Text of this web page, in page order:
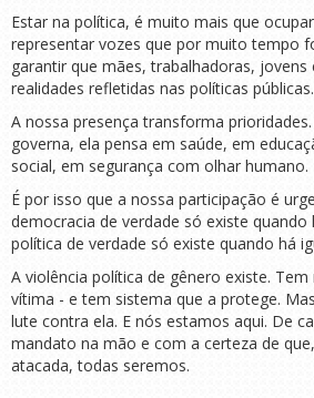
Estar na política, é muito mais que
representar vozes que por muito tempo
garantir que mães, trabalhadoras, jovens
realidades refletidas nas políticas públicas.
A nossa presença transforma
governa, ela pensa em saúde, em
social, em segurança com olhar humano.
É por isso que a nossa participação é
democracia de verdade só existe quando
política de verdade só existe quando há
A violência política de gênero existe.
vítima - e tem sistema que a protege.
lute contra ela. E nós estamos aqui. De
mandato na mão e com a certeza de
atacada, todas seremos.